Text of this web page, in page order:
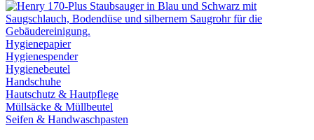
Hygienepapier
Hygienespender
Hygienebeutel
Handschuhe
Hautschutz & Hautpflege
Müllsäcke & Müllbeutel
Seifen & Handwaschpasten